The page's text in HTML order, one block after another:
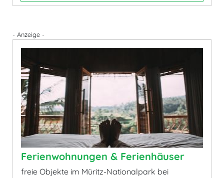
- Anzeige -
Ferienwohnungen & Ferienhäuser
freie Objekte im Müritz-Nationalpark bei